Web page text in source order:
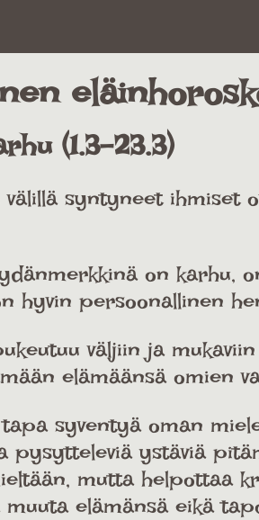
(1.3-23.3)
välillä syntyneet ihmiset
on karhu,
hyvin persoonallinen
väljiin ja
elämäänsä omien
syventyä oman
pysytteleviä ystäviä
mutta helpottaa
muuta elämänsä eikä